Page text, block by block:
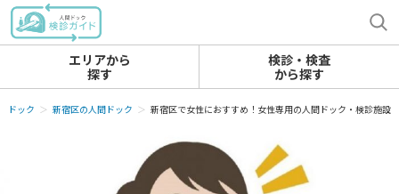
エリアから
探す
検診・検査
から探す
ドック 新宿区の人間ドック 新宿区で女性におすすめ！女性専用の人間ドック・検診施設